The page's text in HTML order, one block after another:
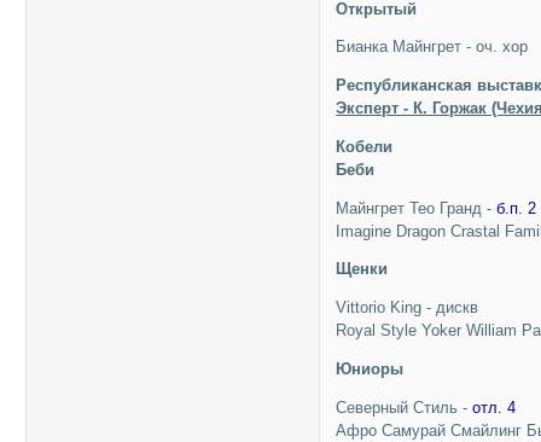
Открытый
Бианка Майнгрет - оч. хор
Республиканская
Эксперт - К. Горжак
Кобели
Беби
Майнгрет Тео Гранд -б.п. 2
Imagine Dragon Crastal
Щенки
Vittorio King - дискв
Royal Style Yoker William
Юниоры
Северный Стиль -отл. 4
Афро Самурай Смайлинг